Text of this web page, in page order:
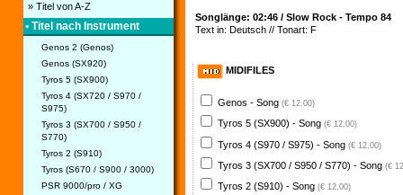
» Titel von A-Z
• Titel nach Instrument
Genos 2 (Genos)
Genos (SX920)
Tyros 5 (SX900)
Tyros 4 (SX720 / S970 /
S975)
Tyros 3 (SX700 / S950 /
S770)
Tyros 2 (S910)
Tyros (S670 / S900 / 3000)
PSR 9000/pro / XG
Songlänge: 02:46 / Slow Rock - Tempo 84
Text in: Deutsch // Tonart: F
MIDIFILES
Genos - Song (€ 12,00)
Tyros 5 (SX900) - Song (€ 12,00)
Tyros 4 (S970 / S975) - Song (€ 12,00)
Tyros 3 (SX700 / S950 / S770) - Song (€
Tyros 2 (S910) - Song (€ 12,00)